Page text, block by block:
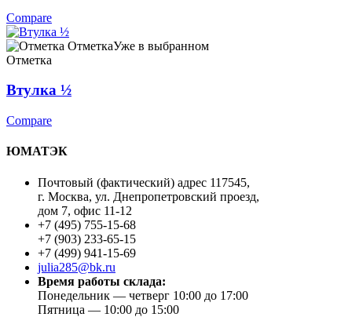
Compare
ОтметкаУже в выбранном
Отметка
Втулка ½
Compare
ЮМАТЭК
Почтовый (фактический) адрес 117545,
г. Москва, ул. Днепропетровский проезд,
дом 7, офис 11-12
+7 (495) 755-15-68
+7 (903) 233-65-15
+7 (499) 941-15-69
julia285@bk.ru
Время работы склада:
Понедельник — четверг 10:00 до 17:00
Пятница — 10:00 до 15:00